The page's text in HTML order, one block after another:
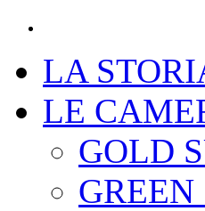
LA
LE
GOLD
GREEN